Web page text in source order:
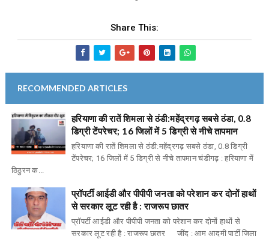
Share This:
RECOMMENDED ARTICLES
हरियाणा की रातें शिमला से ठंडी:महेंद्रगढ़ सबसे ठंडा, 0.8
डिग्री टेंपरेचर; 16 जिलों में 5 डिग्री से नीचे तापमान
हरियाणा की रातें शिमला से ठंडी:महेंद्रगढ़ सबसे ठंडा, 0.8 डिग्री
टेंपरेचर; 16 जिलों में 5 डिग्री से नीचे तापमान चंडीगढ़ : हरियाणा में
ठिठुरन क...
प्रॉपर्टी आईडी और पीपीपी जनता को परेशान कर दोनों हाथों
से सरकार लूट रही है : राजरूप छातर
प्रॉपर्टी आईडी और पीपीपी जनता को परेशान कर दोनों हाथों से
सरकार लूट रही है : राजरूप छातर जींद : आम आदमी पार्टी जिला